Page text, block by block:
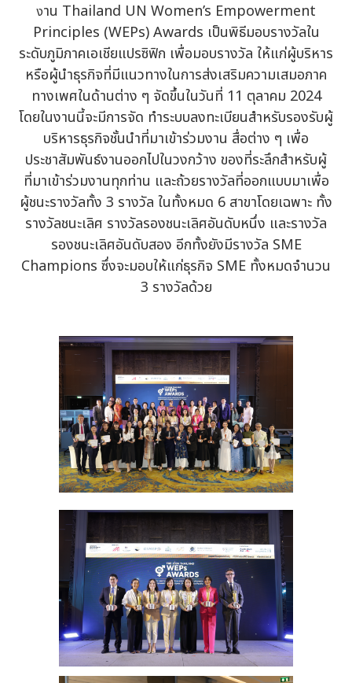
งาน Thailand UN Women’s Empowerment
Principles (WEPs) Awards เป็นพิธีมอบรางวัลใน
ระดับภูมิภาคเอเชียแปรซิฟิก เพื่อมอบรางวัล ให้แก่ผู้บริหาร
หรือผู้นำธุรกิจที่มีแนวทางในการส่งเสริมความเสมอภาค
ทางเพศในด้านต่าง ๆ จัดขึ้นในวันที่ 11 ตุลาคม 2024
โดยในงานนี้จะมีการจัด ทำระบบลงทะเบียนสำหรับรองรับผู้
บริหารธุรกิจชั้นนำที่มาเข้าร่วมงาน สื่อต่าง ๆ เพื่อ
ประชาสัมพันธ์งานออกไปในวงกว้าง ของที่ระลึกสำหรับผู้
ที่มาเข้าร่วมงานทุกท่าน และถ้วยรางวัลที่ออกแบบมาเพื่อ
ผู้ชนะรางวัลทั้ง 3 รางวัล ในทั้งหมด 6 สาขาโดยเฉพาะ ทั้ง
รางวัลชนะเลิศ รางวัลรองชนะเลิศอันดับหนึ่ง และรางวัล
รองชนะเลิศอันดับสอง อีกทั้งยังมีรางวัล SME
Champions ซึ่งจะมอบให้แก่ธุรกิจ SME ทั้งหมดจำนวน
3 รางวัลด้วย